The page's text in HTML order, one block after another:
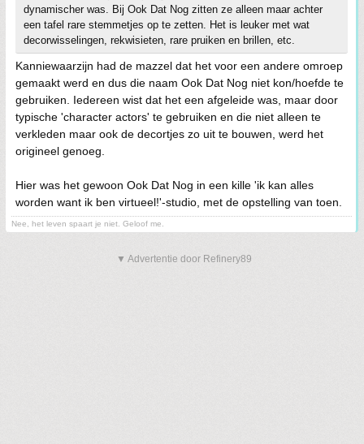
dynamischer was. Bij Ook Dat Nog zitten ze alleen maar achter
een tafel rare stemmetjes op te zetten. Het is leuker met wat
decorwisselingen, rekwisieten, rare pruiken en brillen, etc.
Kanniewaarzijn had de mazzel dat het voor een andere omroep
gemaakt werd en dus die naam Ook Dat Nog niet kon/hoefde te
gebruiken. Iedereen wist dat het een afgeleide was, maar door
typische 'character actors' te gebruiken en die niet alleen te
verkleden maar ook de decortjes zo uit te bouwen, werd het
origineel genoeg.
Hier was het gewoon Ook Dat Nog in een kille 'ik kan alles
worden want ik ben virtueel!'-studio, met de opstelling van toen.
Nee, het leven spaart je niet. Geloof me.
▼ Advertentie door Refinery89